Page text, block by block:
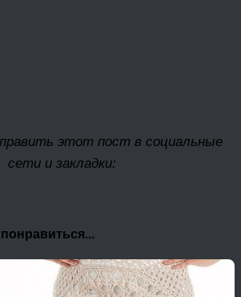
этот пост в социальные
сети и закладки: